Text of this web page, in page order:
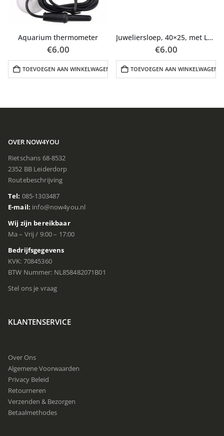
Aquarium thermometer
€6.00
TOEVOEGEN AAN WINKELWAGEN
Juweliersloep, 40×25, met LED verlichting
€6.00
TOEVOEGEN AAN WINKELWAGEN
OVER NOW4YOU
Rietschans 68-8532
2352 BB Leiderdorp
Routebeschrijving
Tel: 085-1303487
E-mail: info@now4you.nl
Wij zijn bereikbaar
Ma – Vrij / 9:00 – 17:00
Bedrijfsgegevens
KVK: 70845360
BTW Nummer: NL858482071B01
Stel ons je vraag
KLANTENSERVICE
Over Ons
Algemene Voorwaarden
Privacy Beleid
Retourneren
Verzenden & Bezorgen
Betaalmethodes